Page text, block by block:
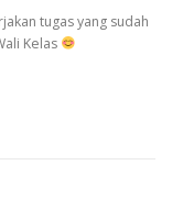
tugas yang sudah
Kelas